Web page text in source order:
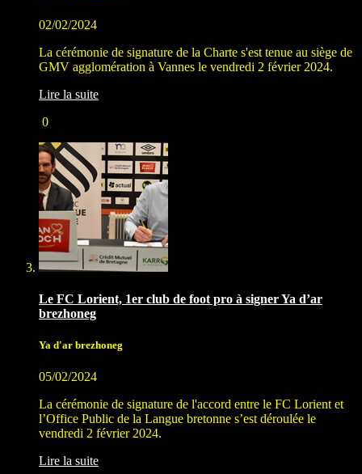
02/02/2024
La cérémonie de signature de la Charte s'est tenue au siège de
GMV agglomération à Vannes le vendredi 2 février 2024.
Lire la suite
0
Le FC Lorient, 1er club de foot pro à signer Ya d’ar
brezhoneg
Ya d'ar brezhoneg
05/02/2024
La cérémonie de signature de l'accord entre le FC Lorient et
l’Office Public de la Langue bretonne s’est déroulée le
vendredi 2 février 2024.
Lire la suite